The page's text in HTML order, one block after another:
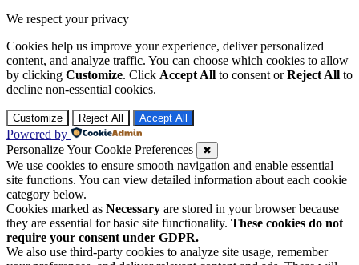
We respect your privacy
Cookies help us improve your experience, deliver personalized
content, and analyze traffic. You can choose which cookies to allow
by clicking Customize. Click Accept All to consent orReject All to
decline non-essential cookies.
Customize Reject All Accept All
Powered by
Personalize Your Cookie Preferences
✖
We use cookies to ensure smooth navigation and enable essential
site functions. You can view detailed information about each cookie
category below.
Cookies marked as Necessary are stored in your browser because
they are essential for basic site functionality. These cookies do not
require your consent under GDPR.
We also use third-party cookies to analyze site usage, remember